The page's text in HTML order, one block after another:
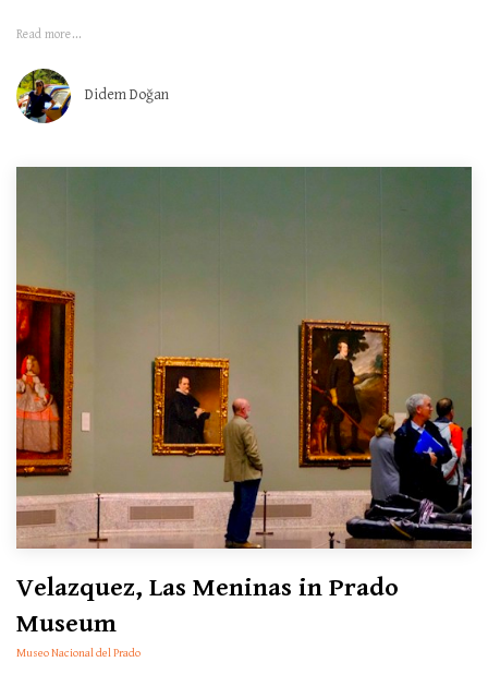
Read more...
Didem Doğan
Velazquez, Las Meninas in Prado
Museum
Museo Nacional del Prado